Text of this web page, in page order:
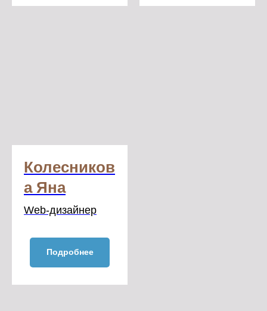
Колесников
а Яна
Web-дизайнер
Подробнее